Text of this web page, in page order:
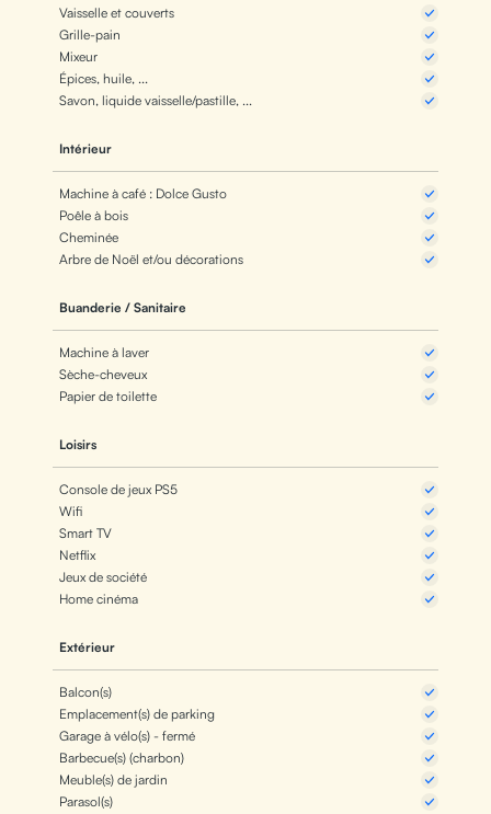
Vaisselle et couverts
Grille-pain
Mixeur
Épices, huile, ...
Savon, liquide vaisselle/pastille, ...
Intérieur
Machine à café : Dolce Gusto
Poêle à bois
Cheminée
Arbre de Noël et/ou décorations
Buanderie / Sanitaire
Machine à laver
Sèche-cheveux
Papier de toilette
Loisirs
Console de jeux PS5
Wifi
Smart TV
Netflix
Jeux de société
Home cinéma
Extérieur
Balcon(s)
Emplacement(s) de parking
Garage à vélo(s) - fermé
Barbecue(s) (charbon)
Meuble(s) de jardin
Parasol(s)